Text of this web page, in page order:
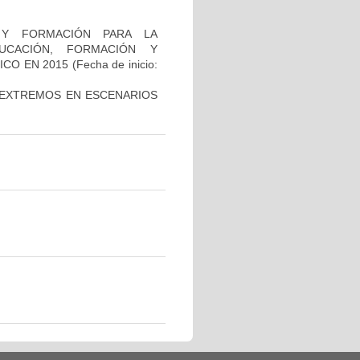
Y FORMACIÓN PARA LA
FORMACIÓN Y
EN 2015 (Fecha de inicio:
EN ESCENARIOS